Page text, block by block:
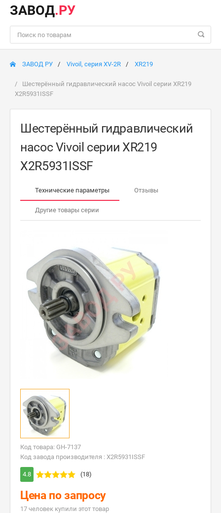
ЗАВОД.РУ
ЗАВОД РУ Vivoil, серия XV-2R XR219
Шестерённый гидравлический насос Vivoil серии XR219
X2R5931ISSF
Шестерённый гидравлический
насос Vivoil серии XR219
X2R5931ISSF
Технические параметры Отзывы
Другие товары серии
Код товара: GH-7137
Код завода производителя : X2R5931ISSF
4.8 (18)
Цена по запросу
17 человек купили этот товар